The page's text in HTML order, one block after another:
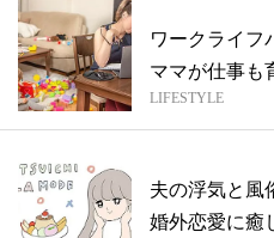
ワークライフ
ママが仕事も
【お悩...
LIFESTYLE
夫の浮気と風
婚外恋愛に癒